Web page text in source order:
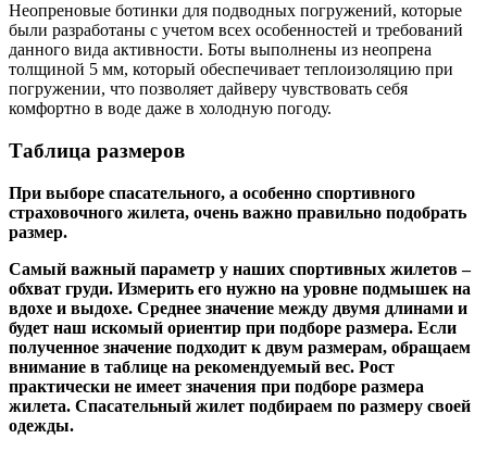
Неопреновые ботинки для подводных погружений, которые
были разработаны с учетом всех особенностей и требований
данного вида активности. Боты выполнены из неопрена
толщиной 5 мм, который обеспечивает теплоизоляцию при
погружении, что позволяет дайверу чувствовать себя
комфортно в воде даже в холодную погоду.
Таблица размеров
При выборе спасательного, а особенно спортивного
страховочного жилета, очень важно правильно подобрать
размер.
Самый важный параметр у наших спортивных жилетов –
обхват груди. Измерить его нужно на уровне подмышек на
вдохе и выдохе. Среднее значение между двумя длинами и
будет наш искомый ориентир при подборе размера. Если
полученное значение подходит к двум размерам, обращаем
внимание в таблице на рекомендуемый вес. Рост
практически не имеет значения при подборе размера
жилета. Спасательный жилет подбираем по размеру своей
одежды.